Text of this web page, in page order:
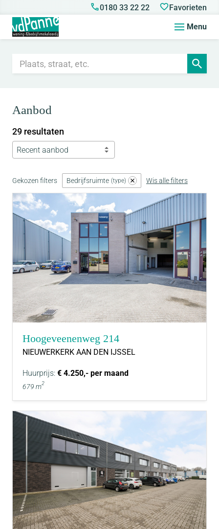
0180 33 22 22 Favorieten
Menu
Aanbod
29 resultaten
Recent aanbod
Gekozen filters Bedrijfsruimte type Wis alle filters
Hoogeveenenweg 214
NIEUWERKERK AAN DEN IJSSEL
Huurprijs: € 4.250,- per maand
679 m2